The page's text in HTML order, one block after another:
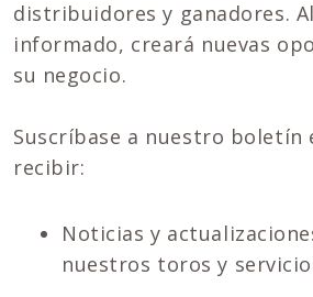
distribuidores y ganadores.
informado, creará nuevas
su negocio.
Suscríbase a nuestro boletín
recibir:
Noticias y
nuestros toros y